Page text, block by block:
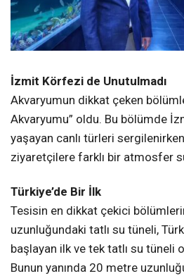
İzmit Körfezi de Unutulmadı
Akvaryumun dikkat çeken
Akvaryumu” oldu. Bu bölümde
yaşayan canlı türleri
ziyaretçilere farklı bir atmosfer
Türkiye’de Bir İlk
Tesisin en dikkat çekici
uzunluğundaki tatlı su tüneli,
başlayan ilk ve tek tatlı su tüneli
Bunun yanında 20 metre